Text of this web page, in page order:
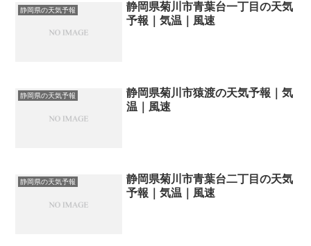
静岡県の天気予報
静岡県菊川市青葉台一丁目の天気
予報｜気温｜風速
静岡県の天気予報
静岡県菊川市猿渡の天気予報｜気
温｜風速
静岡県の天気予報
静岡県菊川市青葉台二丁目の天気
予報｜気温｜風速